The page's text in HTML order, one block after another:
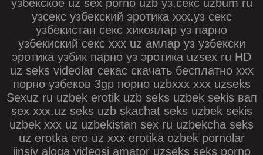
узбекское uz sex porno uzb уз.секс uzbum ru
узсекс узбекский эротика ххх.уз секс
узбекистан секс хикоялар уз парно
узбекиский секс xxx uz амлар уз узбекски
эротика узбик парно уз эротика uzsex ru HD
uz seks videolar секас скачать бесплатно xxx
порно узбеков 3gp порно uzbxxx xxx uzseks
Sexuz ru uzbek erotik uzb seks uzbek sekis вап
sex xxx.uz seks uzb skachat seks uzbek sekis
uzbek xxx uz uzbekistan sex ru uzbekcha seks
uz erotka ero uz xxx erotika ozbek pornolar
jinsiy aloqa videosi amator uzseks seks porno